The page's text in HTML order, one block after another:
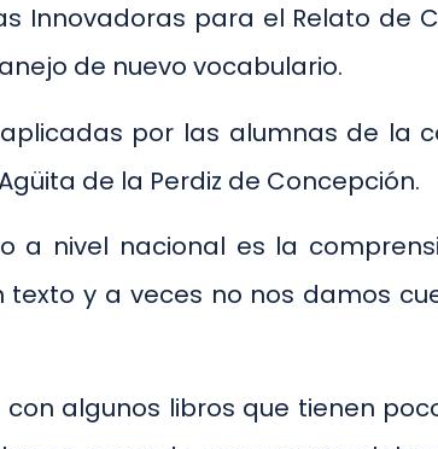
Innovadoras para el Relato de
de nuevo vocabulario.
por las alumnas de la
de la Perdiz de Concepción.
a nivel nacional es la
texto y a veces no nos damos
con algunos libros que tienen